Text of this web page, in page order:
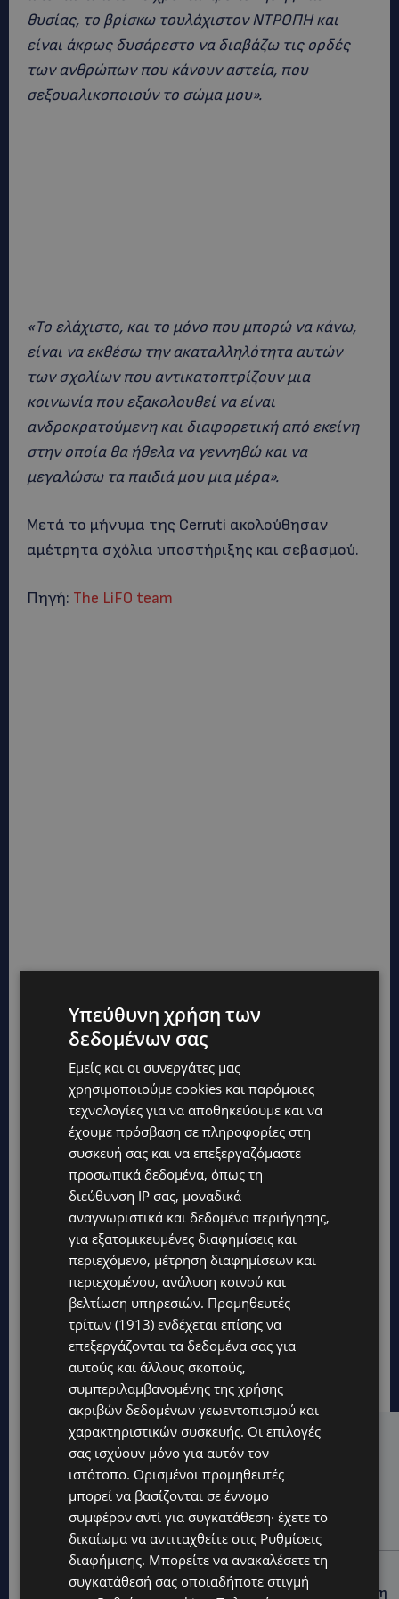
θυσίας, το βρίσκω τουλάχιστον ΝΤΡΟΠΗ και
είναι άκρως δυσάρεστο να διαβάζω τις ορδές
των ανθρώπων που κάνουν αστεία, που
σεξουαλικοποιούν το σώμα μου».
«Το ελάχιστο, και το μόνο που μπορώ να κάνω,
είναι να εκθέσω την ακαταλληλότητα αυτών
των σχολίων που αντικατοπτρίζουν μια
κοινωνία που εξακολουθεί να είναι
ανδροκρατούμενη και διαφορετική από εκείνη
στην οποία θα ήθελα να γεννηθώ και να
μεγαλώσω τα παιδιά μου μια μέρα».
Μετά το μήνυμα της Cerruti ακολούθησαν
αμέτρητα σχόλια υποστήριξης και σεβασμού.
Πηγή: The LiFO team
Hot this week
UPDATES
ΚΙΤΡΙΝΗ ΠΡΟΕΙΔΟΠΟΙΗΣΗ: Έτοιμοι για παραλία –
Στους 40°C και σήμερα η Κύπρος-Πότε θα τεθεί σε
ισχύ
UPDATES
ΦΕΙΔΙΑΣ ΠΑΝΑΓΙΩΤΟΥ: Η εμφάνισή του στην εκδήλωση
Υπεύθυνη χρήση των
δεδομένων σας
Εμείς και οι συνεργάτες μας
χρησιμοποιούμε cookies και παρόμοιες
τεχνολογίες για να αποθηκεύουμε και να
έχουμε πρόσβαση σε πληροφορίες στη
συσκευή σας και να επεξεργαζόμαστε
προσωπικά δεδομένα, όπως τη
διεύθυνση IP σας, μοναδικά
αναγνωριστικά και δεδομένα περιήγησης,
για εξατομικευμένες διαφημίσεις και
περιεχόμενο, μέτρηση διαφημίσεων και
περιεχομένου, ανάλυση κοινού και
βελτίωση υπηρεσιών. Προμηθευτές
τρίτων (1913) ενδέχεται επίσης να
επεξεργάζονται τα δεδομένα σας για
αυτούς και άλλους σκοπούς,
συμπεριλαμβανομένης της χρήσης
ακριβών δεδομένων γεωεντοπισμού και
χαρακτηριστικών συσκευής. Οι επιλογές
σας ισχύουν μόνο για αυτόν τον
ιστότοπο. Ορισμένοι προμηθευτές
μπορεί να βασίζονται σε έννομο
συμφέρον αντί για συγκατάθεση· έχετε το
δικαίωμα να αντιταχθείτε στις Ρυθμίσεις
διαφήμισης. Μπορείτε να ανακαλέσετε τη
συγκατάθεσή σας οποιαδήποτε στιγμή